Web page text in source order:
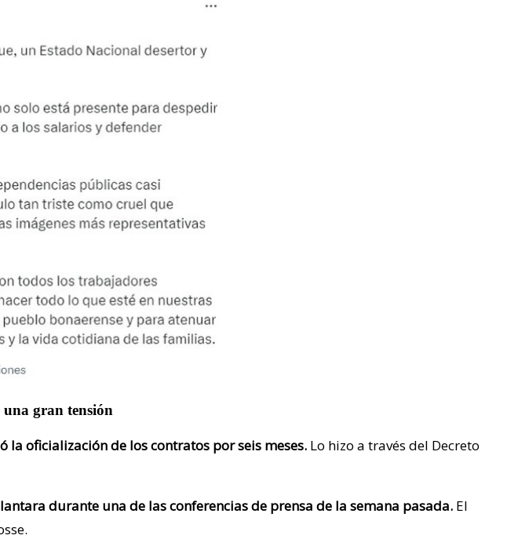
una gran tensión
la oficialización de los contratos por seis meses. Lo hizo a través del Decreto
durante una de las conferencias de prensa de la semana pasada. El